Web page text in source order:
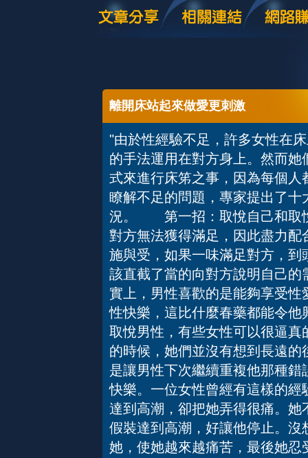
離開床站起來做愛更刺激
"由於性經驗不足，許多女性在
的手法運用在對方身上。然而
式來進行床笫之事，因為每個
瞭解不足的問題，專家提出了
況。 第一招：取悅自己和取
對方無法獲得滿足，因此盡力
施與受，如果一味滿足對方，
該直截了當的向對方說明自己
實上，男性喜歡的是能夠享受
性快樂，這比什麼春藥都能
取悅男性，有些女性可以很逼
的時候，她們並沒有想到長遠
是讓男性下次繼續重複他那種
快樂。一位女性曾經有這樣的
達到高潮，卻把她弄得很痛。
假裝達到高潮，好讓他停止。
她，使她越來越痛苦，最後她